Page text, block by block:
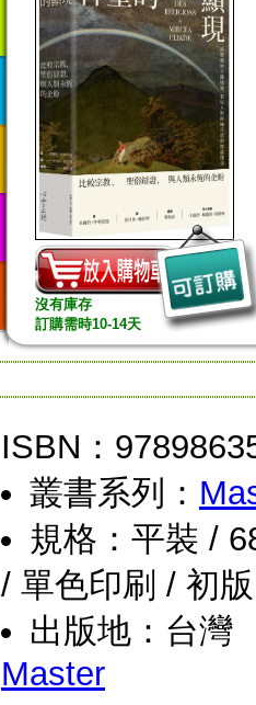
沒有庫存
訂購需時10-14天
ISBN：
叢書系列：
規格：平裝 /
/ 單色印刷 / 初版
出版地：台灣
Master